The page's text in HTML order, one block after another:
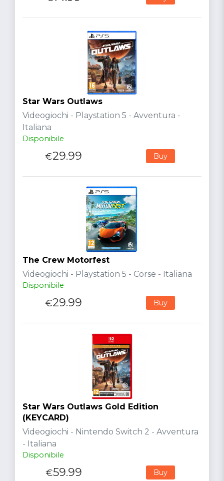
Star Wars Outlaws
Videogiochi - Playstation 5 - Avventura -
Italiana
Disponibile
€29.99 Buy
The Crew Motorfest
Videogiochi - Playstation 5 - Corse - Italiana
Disponibile
€29.99 Buy
Star Wars Outlaws Gold Edition
(KEYCARD)
Videogiochi - Nintendo Switch 2 - Avventura
- Italiana
Disponibile
€59.99 Buy